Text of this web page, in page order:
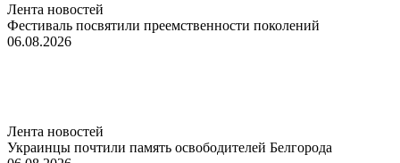
Лента новостей
Фестиваль посвятили преемственности поколений
06.08.2026
Лента новостей
Украинцы почтили память освободителей Белгорода